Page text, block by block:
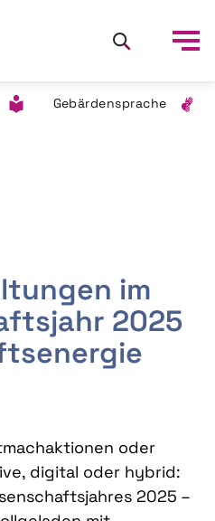
Gebärdensprache
im
2025
oder
digital oder hybrid:
2025 –